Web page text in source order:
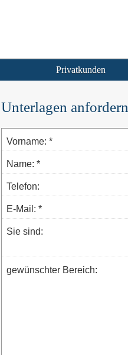
Privatkunden
Unterlagen anfordern
Vorname: *
Name: *
Telefon:
E-Mail: *
Sie sind:
gewünschter Bereich: